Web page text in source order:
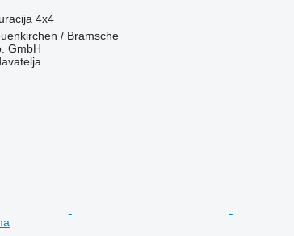
4x4
/ Bramsche
GmbH